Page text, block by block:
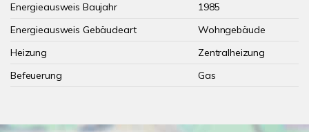
Energieausweis Baujahr
1985
Energieausweis Gebäudeart
Wohngebäude
Heizung
Zentralheizung
Befeuerung
Gas